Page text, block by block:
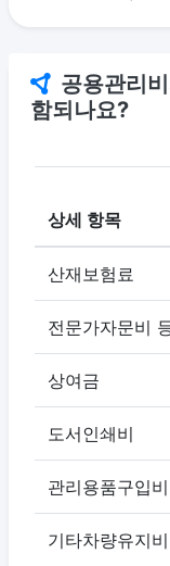
공용관리
함되나요?
상세 항목
산재보험료
전문가자문비
상여금
도서인쇄비
관리용품구입비
기타차량유지비